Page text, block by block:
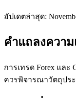
อัปเดตล่าสุด:
คำแถลงความ
การเทรด Forex แล
ควรพิจารณาวัตถุปร